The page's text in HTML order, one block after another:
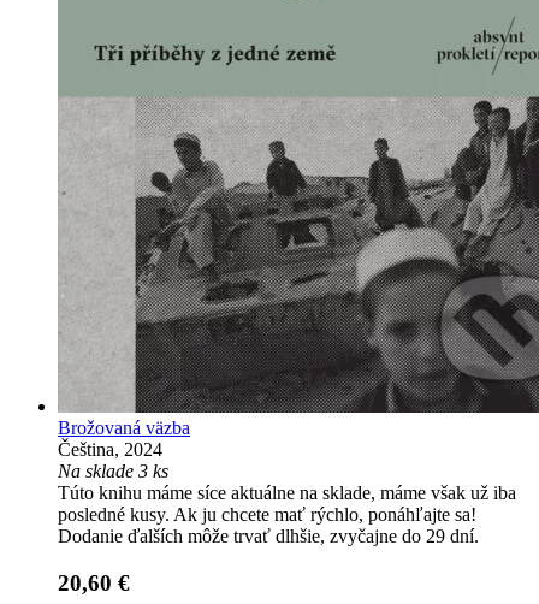
Brožovaná väzba
Čeština, 2024
Na sklade 3 ks
Túto knihu máme síce aktuálne na sklade, máme však už iba
posledné kusy. Ak ju chcete mať rýchlo, ponáhľajte sa!
Dodanie ďalších môže trvať dlhšie, zvyčajne do 29 dní.
20,60 €